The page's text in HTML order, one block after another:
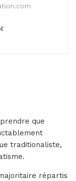
que
traditionaliste,
répartis